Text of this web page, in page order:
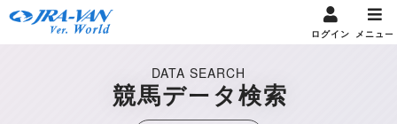
ログイン メニュー
DATA SEARCH
競馬データ検索